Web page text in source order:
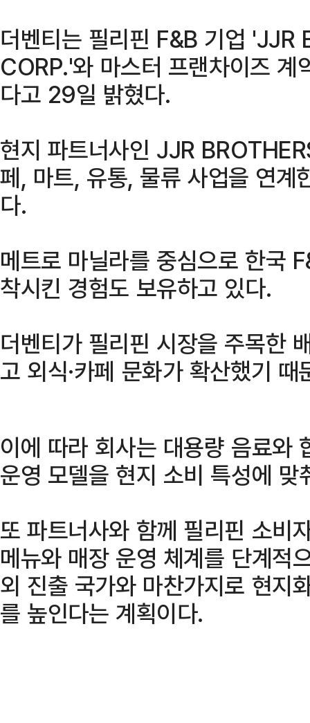
더벤티는 필리핀 F&B 기업 'JJR
CORP.'와 마스터 프랜차이즈 계
다고 29일 밝혔다.
현지 파트너사인 JJR
페, 마트, 유통, 물류 사업을 연계
다.
메트로 마닐라를 중심으로 한국
착시킨 경험도 보유하고 있다.
더벤티가 필리핀 시장을 주목한
고 외식·카페 문화가 확산했기 때
이에 따라 회사는 대용량 음료와
운영 모델을 현지 소비 특성에
또 파트너사와 함께 필리핀 소비
메뉴와 매장 운영 체계를 단계적
외 진출 국가와 마찬가지로 현지
를 높인다는 계획이다.